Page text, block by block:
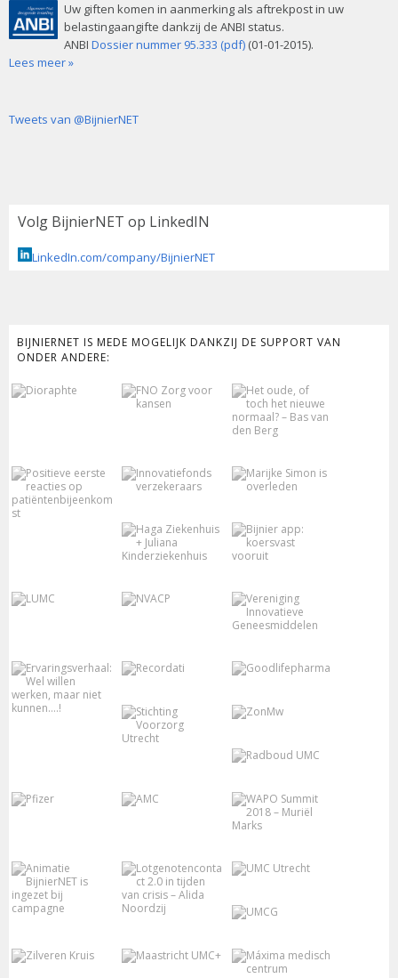
Uw giften komen in aanmerking als aftrekpost in uw
belastingaangifte dankzij de ANBI status.
ANBI Dossier nummer 95.333 (pdf) (01-01-2015).
Lees meer »
Tweets van @BijnierNET
Volg BijnierNET op LinkedIN
LinkedIn.com/company/BijnierNET
BIJNIERNET IS MEDE MOGELIJK DANKZIJ DE SUPPORT VAN
ONDER ANDERE: